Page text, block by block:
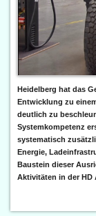
Heidelberg hat das
Entwicklung zu
deutlich zu
Systemkompetenz
systematisch
Energie,
Baustein dieser
Aktivitäten in der HD